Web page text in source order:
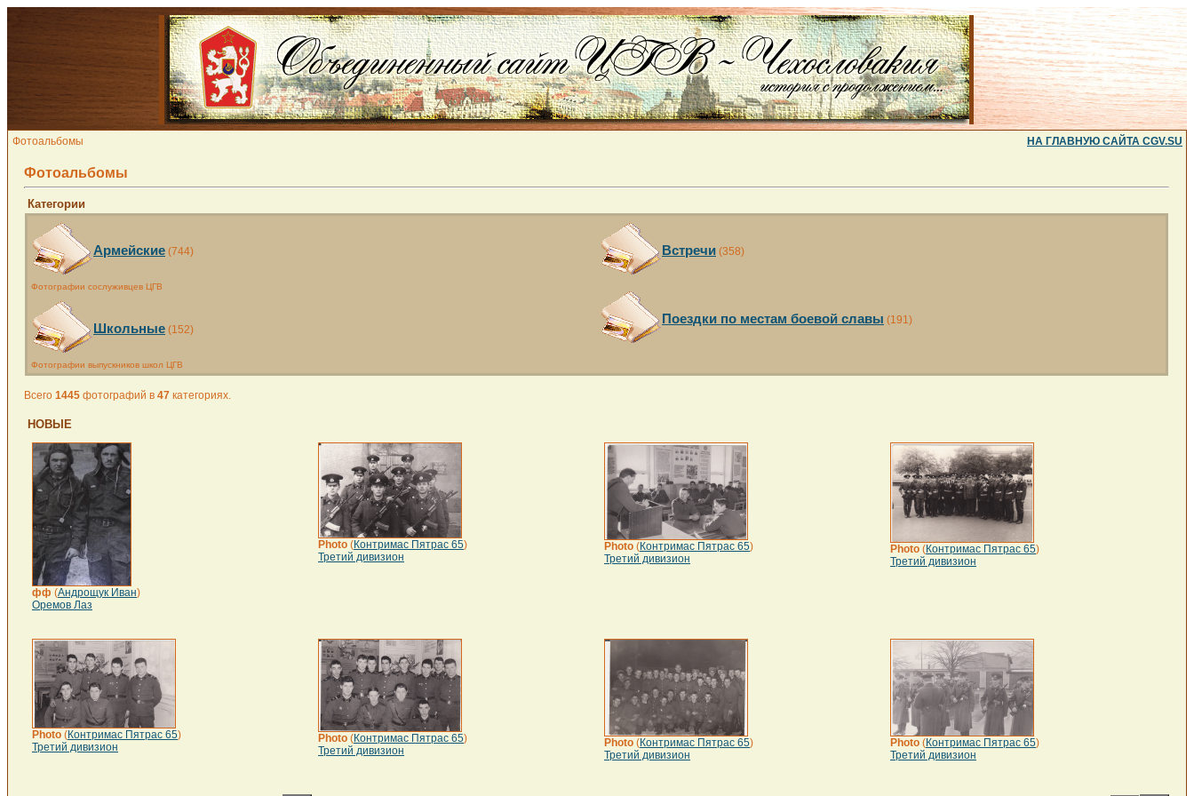
Фотоальбомы НА ГЛАВНУЮ САЙТА CGV.SU
Фотоальбомы
Категории
Армейские (744)
Фотографии сослуживцев ЦГВ
Школьные (152)
Фотографии выпускников школ ЦГВ
Встречи (358)
Поездки по местам боевой славы (191)
Всего 1445 фотографий в 47 категориях.
НОВЫЕ
фф (Андрощук Иван)
Оремов Лаз
Photo (Контримас Пятрас 65)
Третий дивизион
Photo (Контримас Пятрас 65)
Третий дивизион
Photo (Контримас Пятрас 65)
Третий дивизион
Photo (Контримас Пятрас 65)
Третий дивизион
Photo (Контримас Пятрас 65)
Третий дивизион
Photo (Контримас Пятрас 65)
Третий дивизион
Photo (Контримас Пятрас 65)
Третий дивизион